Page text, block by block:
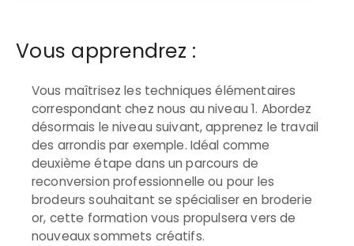
Vous apprendrez :
Vous maîtrisez les techniques élémentaires
correspondant chez nous au niveau 1. Abordez
désormais le niveau suivant, apprenez le travail
des arrondis par exemple. Idéal comme
deuxième étape dans un parcours de
reconversion professionnelle ou pour les
brodeurs souhaitant se spécialiser en broderie
or, cette formation vous propulsera vers de
nouveaux sommets créatifs.